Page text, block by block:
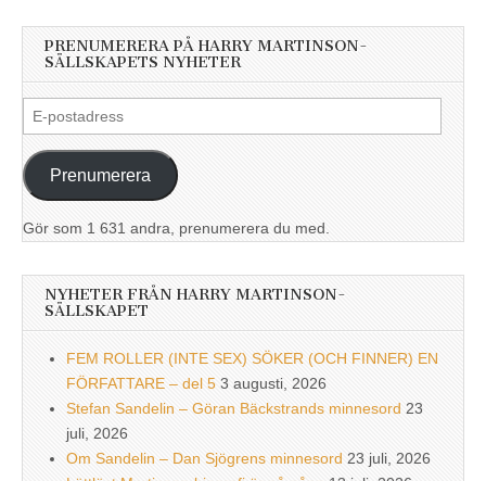
PRENUMERERA PÅ HARRY MARTINSON-
SÄLLSKAPETS NYHETER
E-
postadress
Prenumerera
Gör som 1 631 andra, prenumerera du med.
NYHETER FRÅN HARRY MARTINSON-
SÄLLSKAPET
FEM ROLLER (INTE SEX) SÖKER (OCH FINNER) EN
FÖRFATTARE – del 5 3 augusti, 2026
Stefan Sandelin – Göran Bäckstrands minnesord 23
juli, 2026
Om Sandelin – Dan Sjögrens minnesord 23 juli, 2026